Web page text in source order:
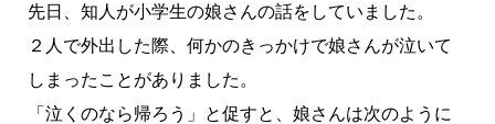
先日、知人が小学生の娘さんの話をしていました。
２人で外出した際、何かのきっかけで娘さんが泣いて
しまったことがありました。
「泣くのなら帰ろう」と促すと、娘さんは次のように